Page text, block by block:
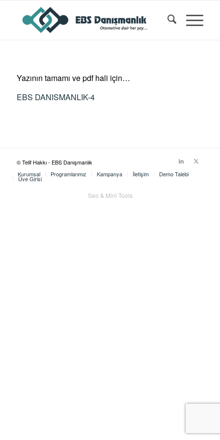
Yazının tamamı ve pdf hali için…
EBS DANISMANLIK-4
© Telif Hakkı - EBS Danışmanlık
Kurumsal
Programlarımız Kampanya İletişim Demo Talebi
Üye Girişi
Seo & Mini Tools